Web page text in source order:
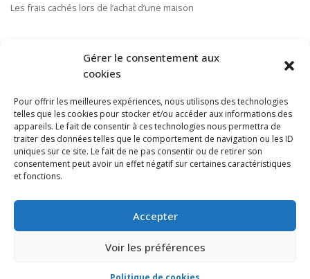
Gérer le consentement aux
cookies
Pour offrir les meilleures expériences, nous utilisons des technologies
telles que les cookies pour stocker et/ou accéder aux informations des
appareils. Le fait de consentir à ces technologies nous permettra de
traiter des données telles que le comportement de navigation ou les ID
uniques sur ce site. Le fait de ne pas consentir ou de retirer son
consentement peut avoir un effet négatif sur certaines caractéristiques
et fonctions.
Accepter
Voir les préférences
Les frais cachés lors de l’achat d’une maison